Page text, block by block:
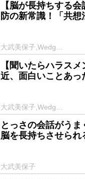
【脳が長持ちする
防の新常識！「共
大武美保子,Wedg…
【聞いたらハラス
近、面白いことあ
大武美保子,Wedg…
とっさの会話がうま
脳を長持ちさせられ
大武美保子